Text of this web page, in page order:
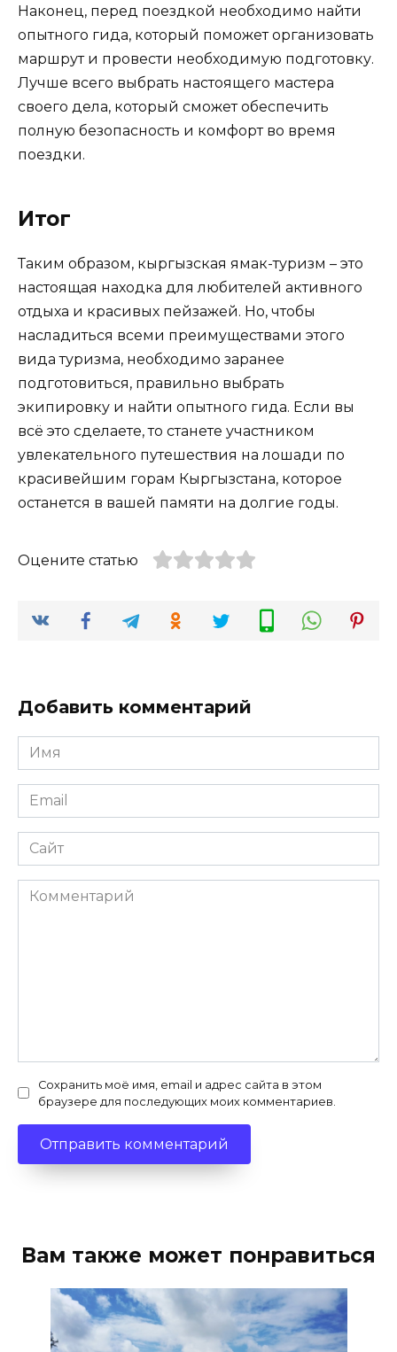
Наконец, перед поездкой необходимо найти
опытного гида, который поможет организовать
маршрут и провести необходимую подготовку.
Лучше всего выбрать настоящего мастера
своего дела, который сможет обеспечить
полную безопасность и комфорт во время
поездки.
Итог
Таким образом, кыргызская ямак-туризм – это
настоящая находка для любителей активного
отдыха и красивых пейзажей. Но, чтобы
насладиться всеми преимуществами этого
вида туризма, необходимо заранее
подготовиться, правильно выбрать
экипировку и найти опытного гида. Если вы
всё это сделаете, то станете участником
увлекательного путешествия на лошади по
красивейшим горам Кыргызстана, которое
останется в вашей памяти на долгие годы.
Оцените статью
Добавить комментарий
Имя
*
Email
*
Сайт
Комментарий
Сохранить моё имя, email и адрес сайта в этом
браузере для последующих моих комментариев.
Вам также может понравиться